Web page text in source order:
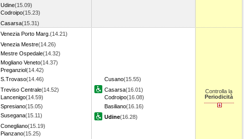
Udine(15.09)
Codroipo(15.23)
Casarsa(15.31)
Venezia Porto Marg. (14.21)
Venezia Mestre(14.26)
Mestre Ospedale(14.32)
Mogliano Veneto(14.37)
Preganziol(14.42)
S.Trovaso(14.46)
Treviso Centrale(14.52)
Lancenigo(14.59)
Spresiano(15.05)
Susegana(15.11)
Conegliano(15.19)
Pianzano(15.25)
Cusano(15.55)
Casarsa(16.01)
Codroipo(16.08)
Basiliano(16.16)
Udine(16.28)
Controlla la
Periodicità